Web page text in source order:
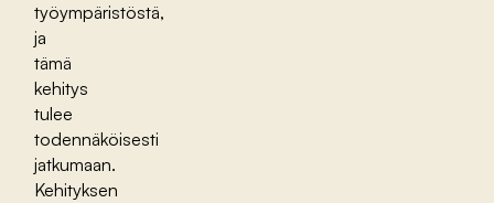
työympäristöstä,
ja
tämä
kehitys
tulee
todennäköisesti
jatkumaan.
Kehityksen